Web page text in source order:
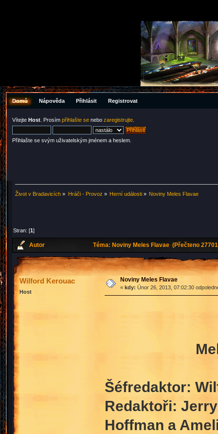
Domů Nápověda Přihlásit Registrovat
Vítejte Host . Prosím přihlašte se nebo zaregistrujte
Přihlašte se svým uživatelským jménem a heslem.
Život v Bradavicích » Hráči - Provoz » Herní události» Noviny Meles Flavae
Stran: [1]
Autor Téma: Noviny Meles Flavae (Přečteno
Wilford Kerouac
Host
Noviny Meles Flavae
« kdy: Únor 26, 2013, 07:02:30
Šéfredaktor:
Redaktoři:
Hoffman a